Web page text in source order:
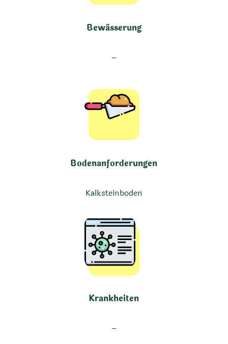
Bewässerung
–
Bodenanforderungen
Kalksteinboden
Krankheiten
–